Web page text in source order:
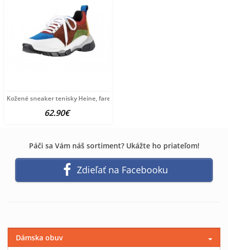
Kožené sneaker tenisky Heine, farebné
62.90€
Páči sa Vám náš sortiment? Ukážte ho priateľom!
Zdieľať na Facebooku
Dámska obuv